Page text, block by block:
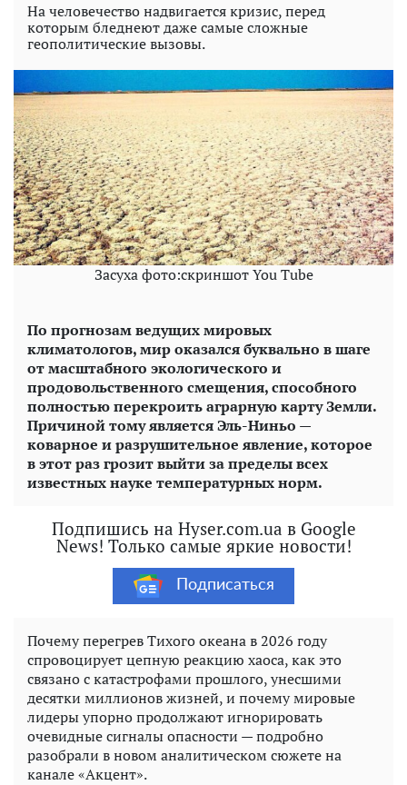
На человечество надвигается кризис, перед
которым бледнеют даже самые сложные
геополитические вызовы.
Засуха фото:скриншот You Tube
По прогнозам ведущих мировых
климатологов, мир оказался буквально в шаге
от масштабного экологического и
продовольственного смещения, способного
полностью перекроить аграрную карту Земли.
Причиной тому является Эль-Ниньо —
коварное и разрушительное явление, которое
в этот раз грозит выйти за пределы всех
известных науке температурных норм.
Подпишись на Hyser.com.ua в Google
News! Только самые яркие новости!
Подписаться
Почему перегрев Тихого океана в 2026 году
спровоцирует цепную реакцию хаоса, как это
связано с катастрофами прошлого, унесшими
десятки миллионов жизней, и почему мировые
лидеры упорно продолжают игнорировать
очевидные сигналы опасности — подробно
разобрали в новом аналитическом сюжете на
канале «Акцент».